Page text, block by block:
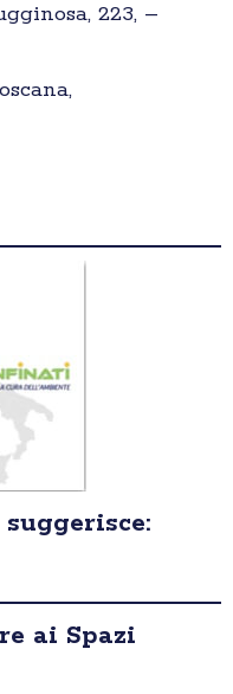
223, –
ai Spazi